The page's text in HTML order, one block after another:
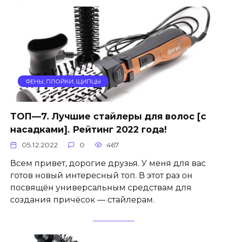
ФЕНЫ, ПЛОЙКИ, ЩИПЦЫ
ТОП—7. Лучшие стайлеры для волос [с
насадками]. Рейтинг 2022 года!
05.12.2022 0 467
Всем привет, дорогие друзья. У меня для вас
готов новый интересный топ. В этот раз он
посвящён универсальным средствам для
создания причёсок — стайлерам.